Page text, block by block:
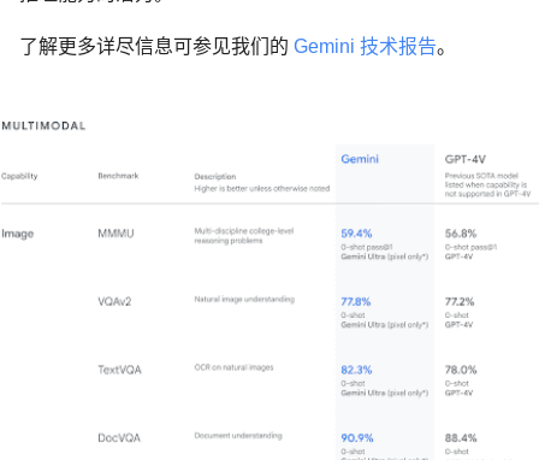
了解更多详尽信息可参见我们的 Gemini 技术报告。